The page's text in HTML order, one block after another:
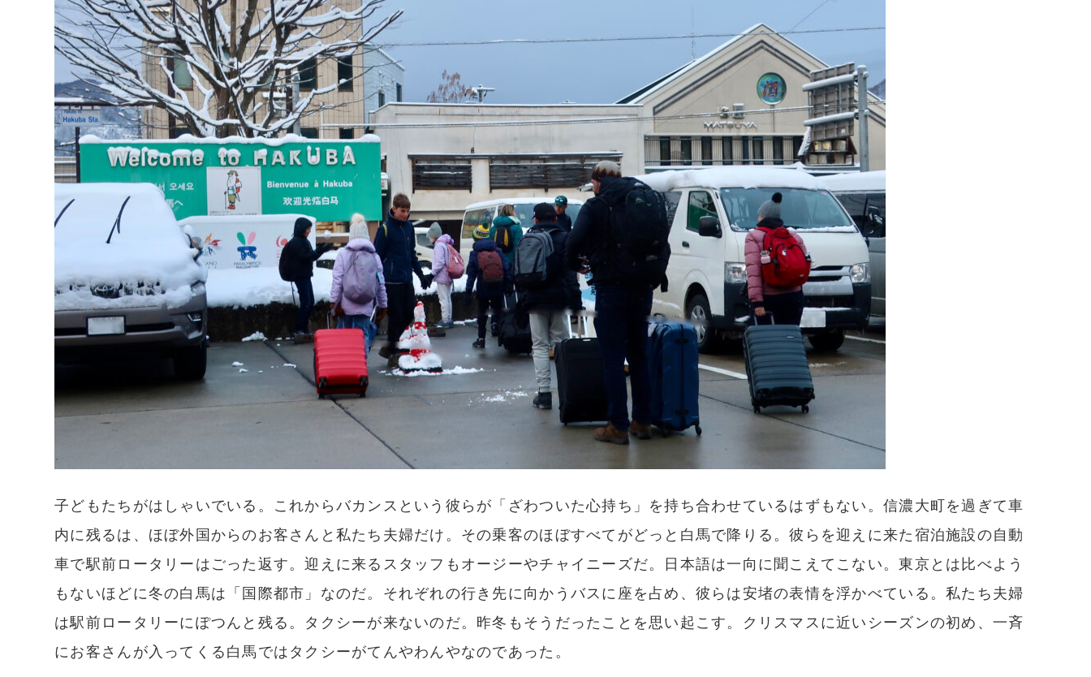
子どもたちがはしゃいでいる。これからバカンスという彼らが「ざわついた心持ち」を持ち合わせているはずもない。信濃大町を過ぎて車
内に残るは、ほぼ外国からのお客さんと私たち夫婦だけ。その乗客のほぼすべてがどっと白馬で降りる。彼らを迎えに来た宿泊施設の自動
車で駅前ロータリーはごった返す。迎えに来るスタッフもオージーやチャイニーズだ。日本語は一向に聞こえてこない。東京とは比べよう
もないほどに冬の白馬は「国際都市」なのだ。それぞれの行き先に向かうバスに座を占め、彼らは安堵の表情を浮かべている。私たち夫婦
は駅前ロータリーにぽつんと残る。タクシーが来ないのだ。昨冬もそうだったことを思い起こす。クリスマスに近いシーズンの初め、一斉
にお客さんが入ってくる白馬ではタクシーがてんやわんやなのであった。